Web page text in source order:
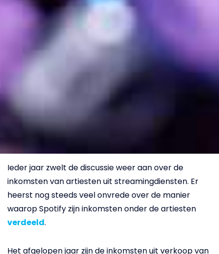
Ieder jaar zwelt de discussie weer aan over de
inkomsten van artiesten uit streamingdiensten. Er
heerst nog steeds veel onvrede over de manier
waarop Spotify zijn inkomsten onder de artiesten
verdeeld.
Het afgelopen jaar zijn de inkomsten uit verkoop van